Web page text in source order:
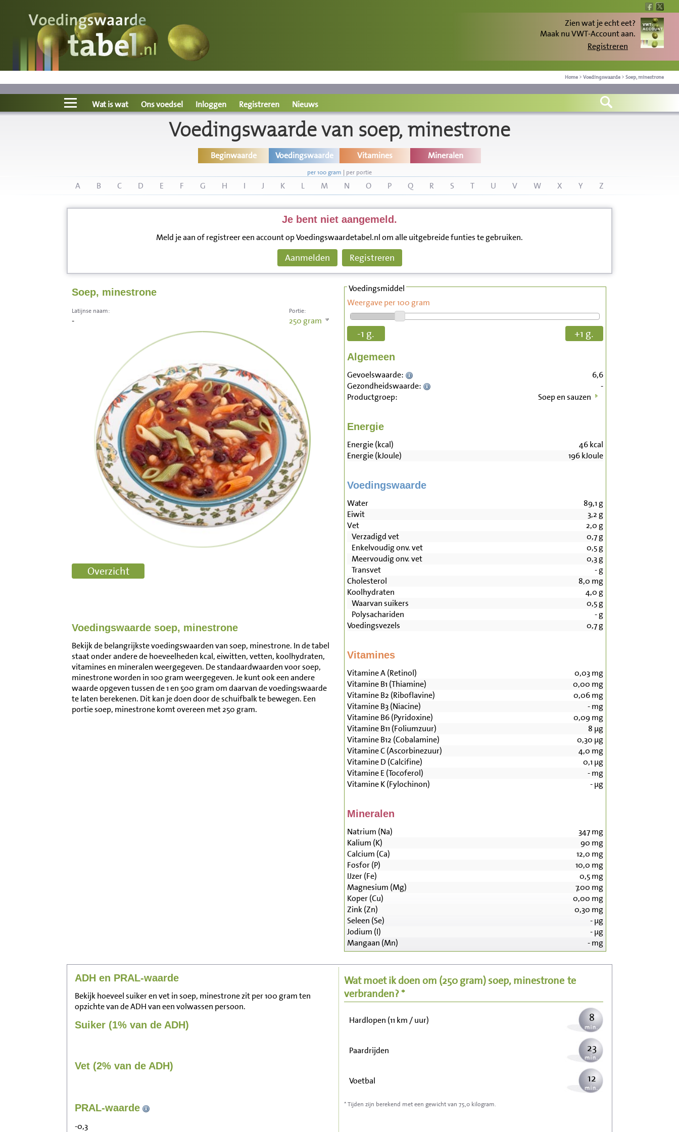
Zien wat je echt eet?
Maak nu VWT-Account aan.
Registreren
Home > Voedingswaarde > Soep, minestrone
Voedingswaarde
Wat is wat?
Ons voedsel
Wat is wat Ons voedsel Inloggen Registreren Nieuws
Voedingswaarde van soep, minestrone
Beginwaarde Voedingswaarde Vitamines Mineralen
per 100 gram | per portie
A B C D E F G H I J K L M N O P Q R S T U V W X Y Z
Je bent niet aangemeld.
Meld je aan of registreer een account op Voedingswaardetabel.nl om alle uitgebreide funties te gebruiken.
Aanmelden Registreren
Soep, minestrone
Portie:
250 gram
Latijnse naam:
-
Voedingswaarde soep, minestrone
Bekijk de belangrijkste voedingswaarden van soep, minestrone. In de tabel
staat onder andere de hoeveelheden kcal, eiwitten, vetten, koolhydraten,
vitamines en mineralen weergegeven. De standaardwaarden voor soep,
minestrone worden in 100 gram weergegeven. Je kunt ook een andere
waarde opgeven tussen de 1 en 500 gram om daarvan de voedingswaarde
te laten berekenen. Dit kan je doen door de schuifbalk te bewegen. Een
portie soep, minestrone komt overeen met 250 gram.
Voedingsmiddel
Weergave per 100 gram
-1 g. +1 g.
Algemeen
Gevoelswaarde:
6,6
Gezondheidswaarde:
-
Productgroep:
Soep en sauzen
Energie
Energie (kcal) 46kcal
Energie (kJoule)
196kJoule
Voedingswaarde
Water 89,1 g
Eiwit
3,2 g
Vet
2,0 g
Verzadigd vet
0,7g
Enkelvoudig onv. vet
0,5g
Meervoudig onv. vet
0,3g
Transvet
-g
Cholesterol
8,0 mg
Koolhydraten
4,0 g
Waarvan suikers
0,5g
Polysachariden
-g
Voedingsvezels
0,7g
Vitamines
Vitamine A (Retinol) 0,03mg
Vitamine B1 (Thiamine)
0,00 mg
Vitamine B2 (Riboflavine)
0,06mg
Vitamine B3 (Niacine)
-mg
Vitamine B6 (Pyridoxine)
0,09mg
Vitamine B11 (Foliumzuur)
8 µg
Vitamine B12 (Cobalamine)
0,30 µg
Vitamine C (Ascorbinezuur)
4,0 mg
Vitamine D (Calcifine)
0,1 µg
Vitamine E (Tocoferol)
-mg
Vitamine K (Fylochinon)
-µg
Mineralen
Natrium (Na) 347mg
Kalium (K)
90 mg
Calcium (Ca)
12,0 mg
Fosfor (P)
10,0 mg
IJzer (Fe)
0,5mg
Magnesium (Mg)
7,00 mg
Koper (Cu)
0,00 mg
Zink (Zn)
0,30 mg
Seleen (Se)
-µg
Jodium (I)
-µg
Mangaan (Mn)
-mg
ADH en PRAL-waarde
Bekijk hoeveel suiker en vet in soep, minestrone zit per 100 gram ten
opzichte van de ADH van een volwassen persoon.
Suiker (1% van de ADH)
Vet (2% van de ADH)
PRAL-waarde
-0,3
Wat moet ik doen om (250 gram)soep, minestrone te
verbranden? *
Zitten, tv kijken 84
Wandelen (5 km/uur)
Hardlopen (11 km / uur) 8
Paardrijden 23
Voetbal 12
Stofzuigen
* Tijden zijn berekend met een gewicht van 75,0 kilogram.